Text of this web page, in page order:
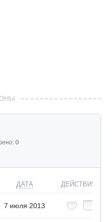
0
ДАТА ДЕЙСТВИЯ
7 июля 2013